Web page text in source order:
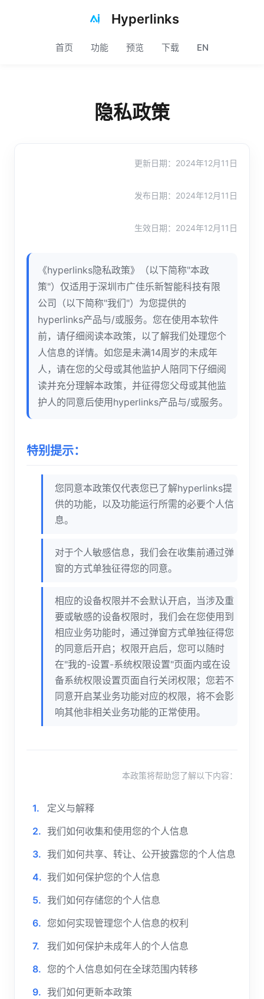
Hyperlinks
首页 功能 预览 下载 EN
隐私政策
更新日期：2024年12月11日
发布日期：2024年12月11日
生效日期：2024年12月11日
《hyperlinks隐私政策》（以下简称"本政
策"）仅适用于深圳市广佳乐新智能科技有限
公司（以下简称"我们"）为您提供的
hyperlinks产品与/或服务。您在使用本软件
前，请仔细阅读本政策，以了解我们处理您个
人信息的详情。如您是未满14周岁的未成年
人，请在您的父母或其他监护人陪同下仔细阅
读并充分理解本政策，并征得您父母或其他监
护人的同意后使用hyperlinks产品与/或服务。
特别提示：
您同意本政策仅代表您已了解hyperlinks提
供的功能，以及功能运行所需的必要个人信
息。
对于个人敏感信息，我们会在收集前通过弹
窗的方式单独征得您的同意。
相应的设备权限并不会默认开启，当涉及重
要或敏感的设备权限时，我们会在您使用到
相应业务功能时，通过弹窗方式单独征得您
的同意后开启；权限开启后，您可以随时
在"我的-设置-系统权限设置"页面内或在设
备系统权限设置页面自行关闭权限；您若不
同意开启某业务功能对应的权限，将不会影
响其他非相关业务功能的正常使用。
本政策将帮助您了解以下内容：
定义与解释
我们如何收集和使用您的个人信息
我们如何共享、转让、公开披露您的个人信息
我们如何保护您的个人信息
我们如何存储您的个人信息
您如何实现管理您个人信息的权利
我们如何保护未成年人的个人信息
您的个人信息如何在全球范围内转移
我们如何更新本政策